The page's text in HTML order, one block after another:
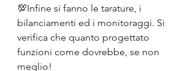
💯Infine si fanno le tarature, i
bilanciamenti ed i monitoraggi. Si
verifica che quanto progettato
funzioni come dovrebbe, se non
meglio!